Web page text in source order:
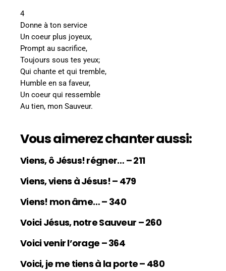
4
Donne à ton service
Un coeur plus joyeux,
Prompt au sacrifice,
Toujours sous tes yeux;
Qui chante et qui tremble,
Humble en sa faveur,
Un coeur qui ressemble
Au tien, mon Sauveur.
Vous aimerez chanter aussi:
Viens, ô Jésus! régner… – 211
Viens, viens à Jésus! – 479
Viens! mon âme… – 340
Voici Jésus, notre Sauveur – 260
Voici venir l’orage – 364
Voici, je me tiens à la porte – 480